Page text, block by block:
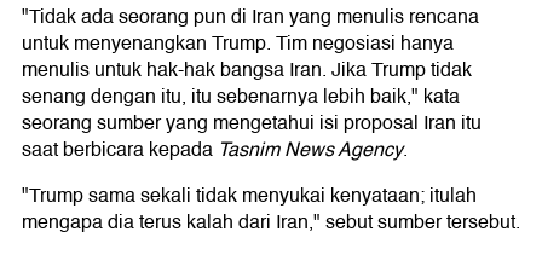
"Tidak ada seorang pun di Iran yang menulis rencana
untuk menyenangkan Trump. Tim negosiasi hanya
menulis untuk hak-hak bangsa Iran. Jika Trump tidak
senang dengan itu, itu sebenarnya lebih baik," kata
seorang sumber yang mengetahui isi proposal Iran itu
saat berbicara kepada Tasnim News Agency.
"Trump sama sekali tidak menyukai kenyataan; itulah
mengapa dia terus kalah dari Iran," sebut sumber tersebut.